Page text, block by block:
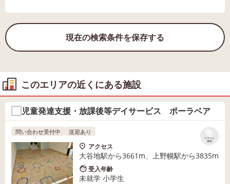
現在の検索条件を保存する
このエリアの近くにある施設
児童発達支援・放課後等デイサービス ポーラベア
リストに
保存
問い合わせ受付中 送迎あり
アクセス
大谷地駅から3661m、上野幌駅から3835m
受入年齢
未就学 小学生